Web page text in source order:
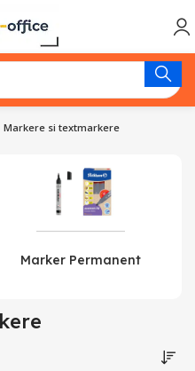
Markere si textmarkere
Marker Permanent